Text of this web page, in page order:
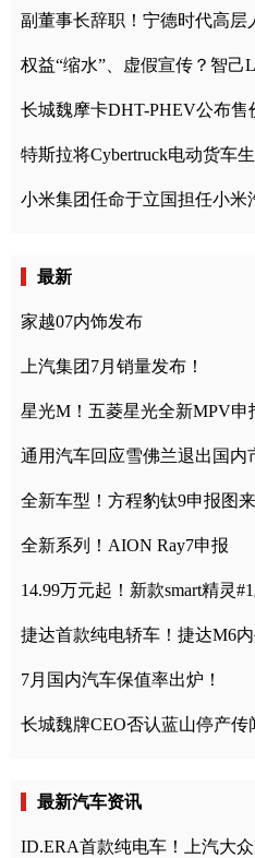
副董事长辞职！宁德时代高层
权益“缩水”、虚假宣传？智己
长城魏摩卡DHT-PHEV公布售
特斯拉将Cybertruck电动货车
最新
家越07内饰发布
上汽集团7月销量发布！
星光M！五菱星光全新MPV申
通用汽车回应雪佛兰退出国内
全新车型！方程豹钛9申报图
全新系列！AION Ray7申报
14.99万元起！新款smart精灵
捷达首款纯电轿车！捷达M6
7月国内汽车保值率出炉！
长城魏牌CEO否认蓝山停产传
最新汽车资讯
ID.ERA首款纯电车！上汽大